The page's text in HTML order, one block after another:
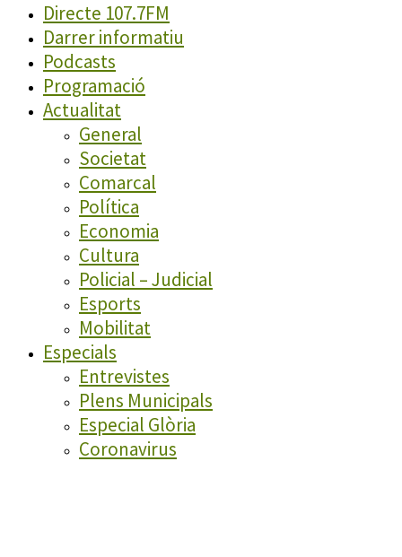
Directe 107.7FM
Darrer informatiu
Podcasts
Programació
Actualitat
General
Societat
Comarcal
Política
Economia
Cultura
Policial – Judicial
Esports
Mobilitat
Especials
Entrevistes
Plens Municipals
Especial Glòria
Coronavirus